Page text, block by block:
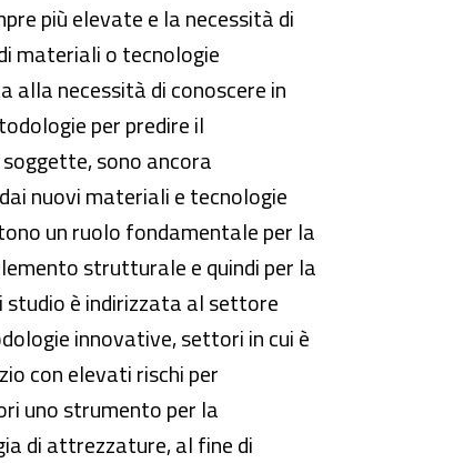
più elevate e la necessità di
materiali o tecnologie
alla necessità di conoscere in
per predire il
sono ancora
nuovi materiali e tecnologie
un ruolo fondamentale per la
strutturale e quindi per la
studio è indirizzata al settore
innovative, settori in cui è
con elevati rischi per
uno strumento per la
di attrezzature, al fine di